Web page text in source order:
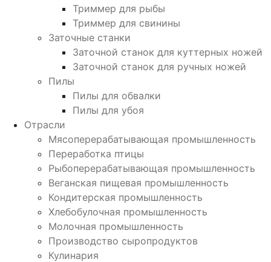
Триммер для рыбы
Триммер для свинины
Заточные станки
Заточной станок для куттерных ножей
Заточной станок для ручных ножей
Пилы
Пилы для обвалки
Пилы для убоя
Отрасли
Мясоперерабатывающая промышленность
Переработка птицы
Рыбоперерабатывающая промышленность
Веганская пищевая промышленность
Кондитерская промышленность
Хлебобулочная промышленность
Молочная промышленность
Производство сыропродуктов
Кулинария